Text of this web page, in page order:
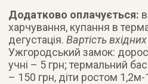
Додатково оплачується:
харчування, купання в
дегустація.Вартість
Ужгородський замок:
учні – 5 грн; термальний
– 150 грн, діти ростом 1,2м-